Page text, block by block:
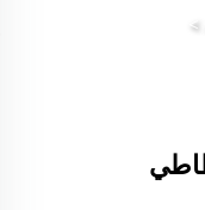
>